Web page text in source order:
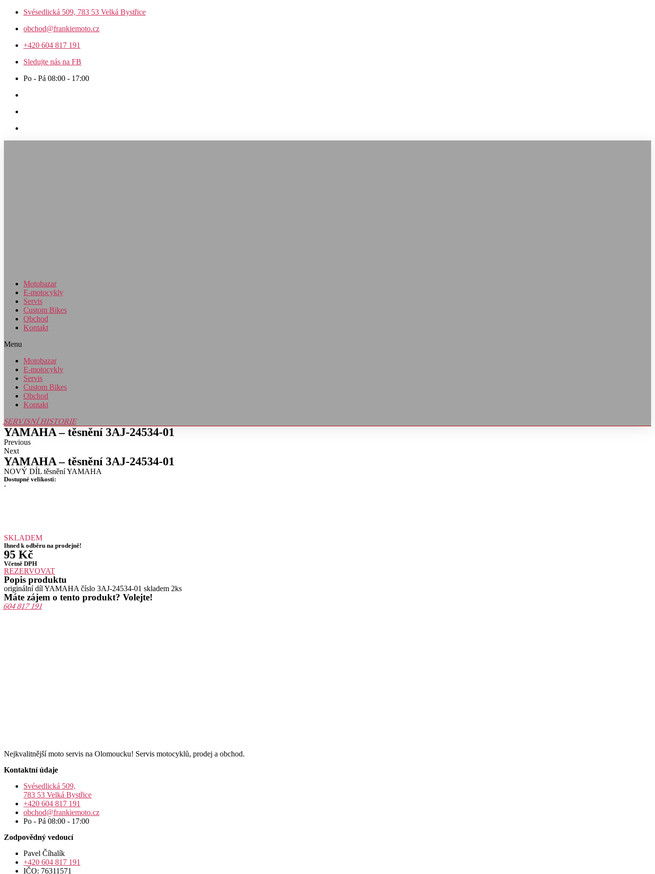
Přejít
obsahu
Svésedlická 509, 783 53 Velká Bystřice
obchod@frankiemoto.cz
+420 604 817 191
Sledujte nás na FB
Po - Pá 08:00 - 17:00
Motobazar
E-motocykly
Servis
Custom Bikes
Obchod
Kontakt
Menu
Motobazar
E-motocykly
Servis
Custom Bikes
Obchod
Kontakt
SERVISNÍ HISTORIE
YAMAHA – těsnění 3AJ-24534-01
Previous
Next
YAMAHA – těsnění 3AJ-24534-01
NOVÝ DÍL těsnění YAMAHA
Dostupné velikosti:
-
SKLADEM
Ihned k odběru na prodejně!
95 Kč
Včetně DPH
REZERVOVAT
Popis produktu
originální díl YAMAHA číslo 3AJ-24534-01 skladem 2ks
Máte zájem o tento produkt? Volejte!
604 817 191
Nejkvalitnější moto servis na Olomoucku! Servis motocyklů, prodej a obchod.
Kontaktní údaje
Svésedlická 509,
783 53 Velká Bystřice
+420 604 817 191
obchod@frankiemoto.cz
Po - Pá 08:00 - 17:00
Zodpovědný vedoucí
Pavel Číhalík
+420 604 817 191
IČO: 76311571